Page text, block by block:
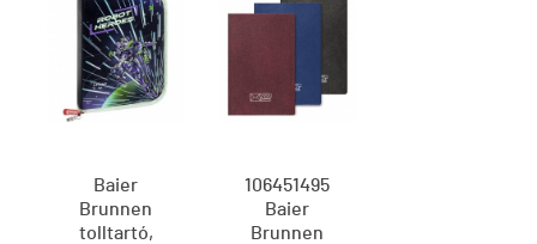
Baier
Brunnen
tolltartó,
106451495
Baier
Brunnen